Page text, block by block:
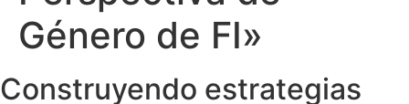
Género de FI»
Construyendo estrategias